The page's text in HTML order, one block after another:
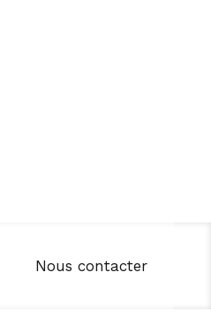
Nous contacter